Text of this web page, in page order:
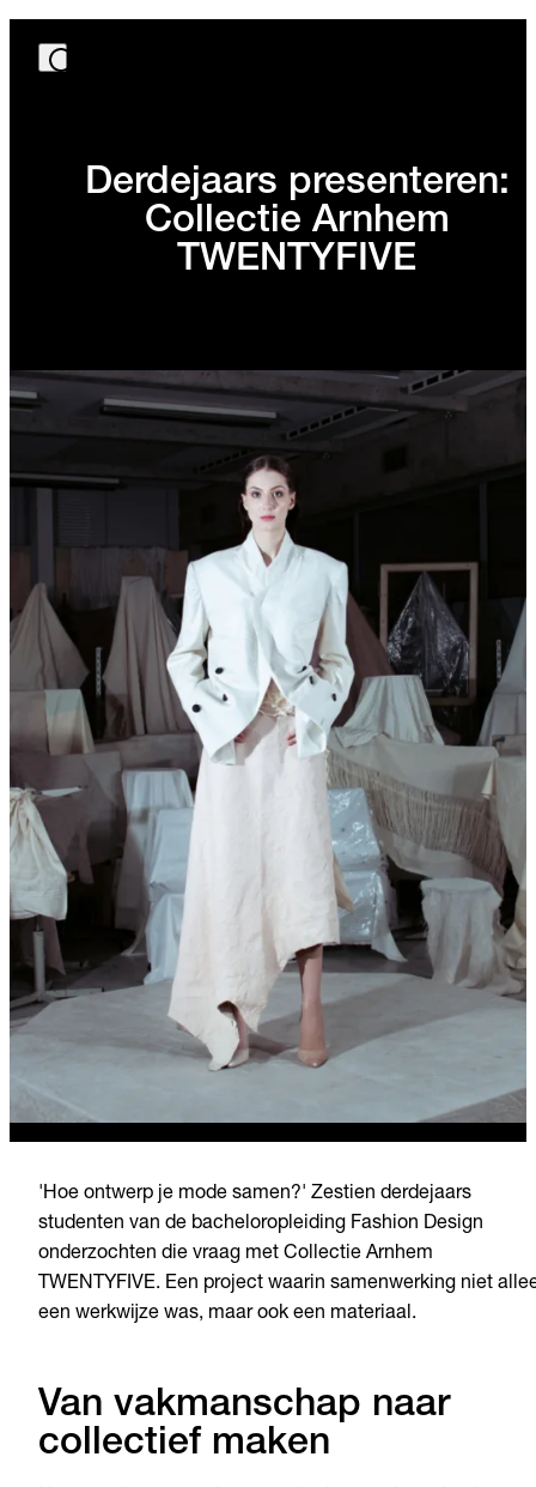
Derdejaars presenteren:
Collectie Arnhem
TWENTYFIVE
'Hoe ontwerp je mode samen?' Zestien derdejaars
studenten van de bacheloropleiding Fashion Design
onderzochten die vraag met Collectie Arnhem
TWENTYFIVE. Een project waarin samenwerking niet
een werkwijze was, maar ook een materiaal.
Van vakmanschap naar
collectief maken